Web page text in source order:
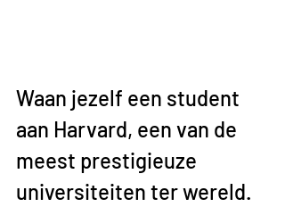
Waan jezelf een student
aan Harvard, een van de
meest prestigieuze
universiteiten ter wereld.